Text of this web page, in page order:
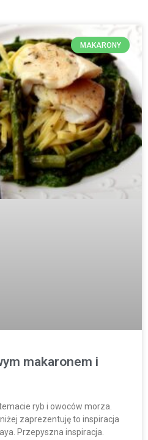
MAKARONY
makaronem i
ryb i owoców morza.
zaprezentuję to inspiracja
Przepyszna inspiracja.